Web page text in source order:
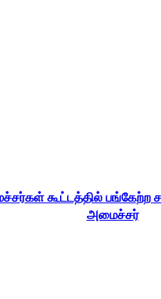
கூட்டத்தில் பங்கேற்ற
அமைச்சர்